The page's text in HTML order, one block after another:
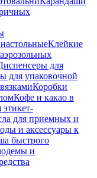
Клейкие
для
для упаковочной
Коробки
Кофе и какао в
для приемных и
и аксессуары к
быстрого
и